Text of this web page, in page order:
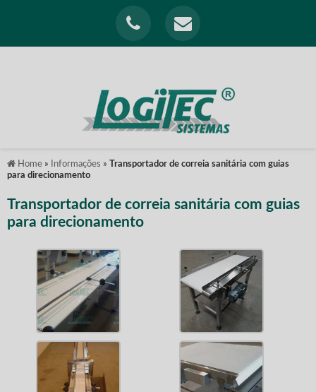
Home » Informações »
Transportador de correia sanitária com guias
para direcionamento
Transportador de correia sanitária com guias
para direcionamento